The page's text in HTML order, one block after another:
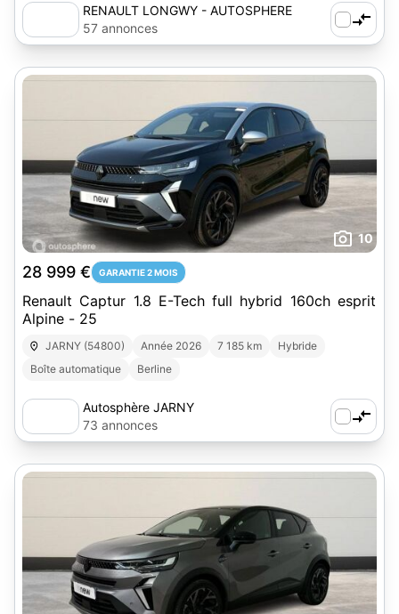
RENAULT LONGWY - AUTOSPHERE
57 annonces
10
28 999 € GARANTIE 2 MOIS
Renault Captur 1.8 E-Tech full hybrid 160ch esprit
Alpine - 25
JARNY (54800) Année 2026 7 185 km
Hybride
Boîte automatique
Berline
Autosphère JARNY
73 annonces